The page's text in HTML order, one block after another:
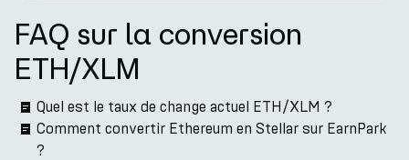
FAQ sur la conversion
ETH/XLM
Quel est le taux de change actuel ETH/XLM ?
Comment convertir Ethereum en Stellar sur EarnPark
?